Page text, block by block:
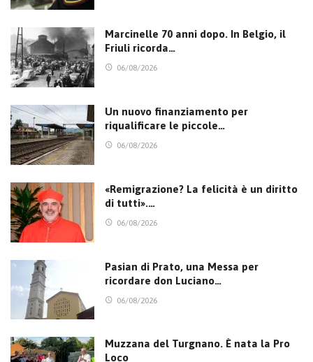
Marcinelle 70 anni dopo. In Belgio, il
Friuli ricorda…
06/08/2026
Un nuovo finanziamento per
riqualificare le piccole…
06/08/2026
«Remigrazione? La felicità è un diritto
di tutti».…
06/08/2026
Pasian di Prato, una Messa per
ricordare don Luciano…
06/08/2026
Muzzana del Turgnano. È nata la Pro
Loco